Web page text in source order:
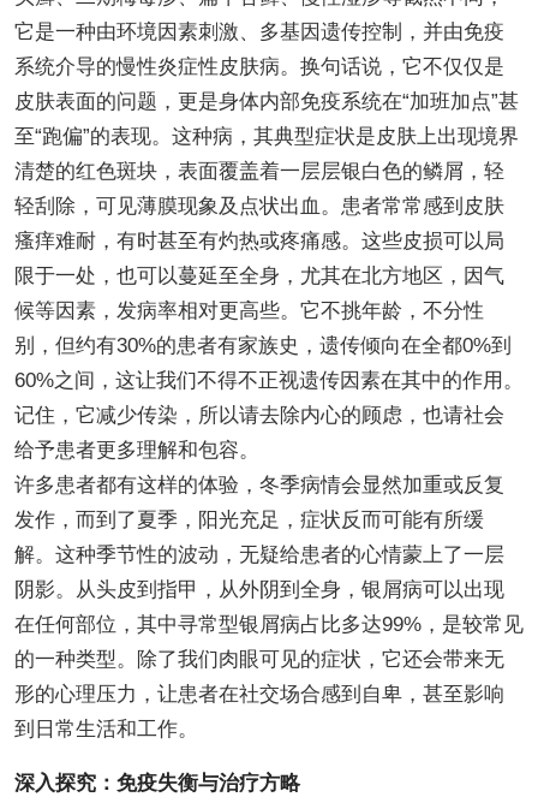
它是一种由环境因素刺激、多基因遗传控制，并由免疫
系统介导的慢性炎症性皮肤病。换句话说，它不仅仅是
皮肤表面的问题，更是身体内部免疫系统在“加班加点”甚
至“跑偏”的表现。这种病，其典型症状是皮肤上出现境界
清楚的红色斑块，表面覆盖着一层层银白色的鳞屑，轻
轻刮除，可见薄膜现象及点状出血。患者常常感到皮肤
瘙痒难耐，有时甚至有灼热或疼痛感。这些皮损可以局
限于一处，也可以蔓延至全身，尤其在北方地区，因气
候等因素，发病率相对更高些。它不挑年龄，不分性
别，但约有30%的患者有家族史，遗传倾向在全都0%到
60%之间，这让我们不得不正视遗传因素在其中的作用。
记住，它减少传染，所以请去除内心的顾虑，也请社会
给予患者更多理解和包容。
许多患者都有这样的体验，冬季病情会显然加重或反复
发作，而到了夏季，阳光充足，症状反而可能有所缓
解。这种季节性的波动，无疑给患者的心情蒙上了一层
阴影。从头皮到指甲，从外阴到全身，银屑病可以出现
在任何部位，其中寻常型银屑病占比多达99%，是较常见
的一种类型。除了我们肉眼可见的症状，它还会带来无
形的心理压力，让患者在社交场合感到自卑，甚至影响
到日常生活和工作。
深入探究：免疫失衡与治疗方略